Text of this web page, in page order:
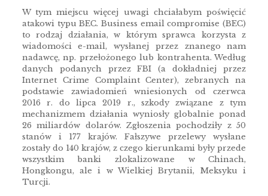
W tym miejscu więcej uwagi chciałabym poświęcić
atakowi typu BEC. Business email compromise (BEC)
to rodzaj działania, w którym sprawca korzysta z
wiadomości e-mail, wysłanej przez znanego nam
nadawcę, np. przełożonego lub kontrahenta. Według
danych podanych przez FBI (a dokładniej przez
Internet Crime Complaint Center), zebranych na
podstawie zawiadomień wniesionych od czerwca
2016 r. do lipca 2019 r., szkody związane z tym
mechanizmem działania wyniosły globalnie ponad
26 miliardów dolarów. Zgłoszenia pochodziły z 50
stanów i 177 krajów. Fałszywe przelewy wysłane
zostały do 140 krajów, z czego kierunkami były przede
wszystkim banki zlokalizowane w Chinach,
Hongkongu, ale i w Wielkiej Brytanii, Meksyku i
Turcji.